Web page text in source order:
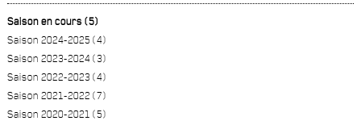
Saison en cours (5)
Saison 2024-2025 (4)
Saison 2023-2024 (3)
Saison 2022-2023 (4)
Saison 2021-2022 (7)
Saison 2020-2021 (5)